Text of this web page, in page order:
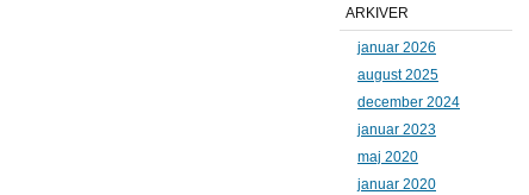
ARKIVER
januar 2026
august 2025
december 2024
januar 2023
maj 2020
januar 2020